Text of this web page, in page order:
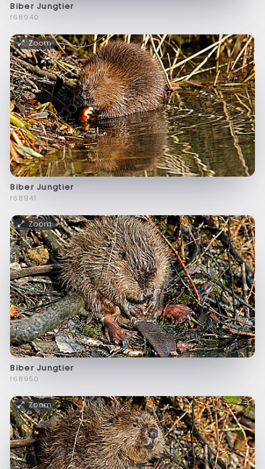
Biber Jungtier
f68940
Zoom
Biber Jungtier
f68941
Zoom
Biber Jungtier
f68950
Zoom